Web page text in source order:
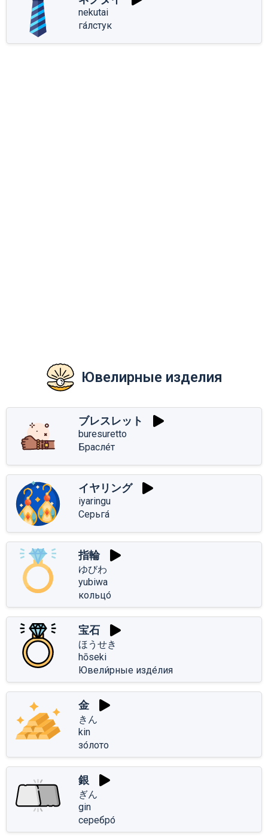
nekutai
га́лстук
Ювелирные изделия
ブレスレット
buresuretto
Брасле́т
イヤリング
iyaringu
Серьга́
指輪
ゆびわ
yubiwa
кольцо́
宝石
ほうせき
hōseki
Ювели́рные изде́лия
金
きん
kin
зо́лото
銀
ぎん
gin
серебро́